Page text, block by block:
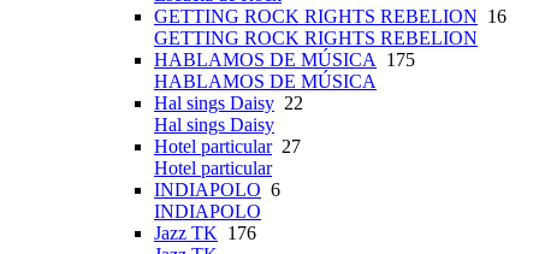
GETTING ROCK RIGHTS REBELION 16
GETTING ROCK RIGHTS REBELION
HABLAMOS DE MÚSICA
175
HABLAMOS DE MÚSICA
Hal sings Daisy 22
Hal sings Daisy
Hotel particular27
Hotel particular
INDIAPOLO 6
INDIAPOLO
Jazz TK 176